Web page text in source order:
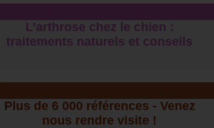
L’arthrose chez le chien :
traitements naturels et conseils
Plus de 6 000 références - Venez
nous rendre visite !